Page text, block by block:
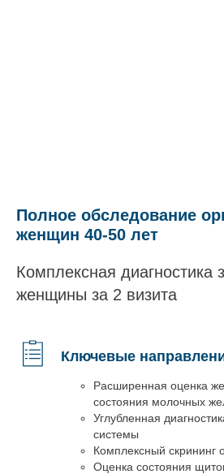
Полное обследование
женщин 40-50 лет
Комплексная диагностика
женщины за 2 визита
Ключевые
Расширенная оценка
состояния молочных
Углубленная
системы
Комплексный скрининг
Оценка состояния